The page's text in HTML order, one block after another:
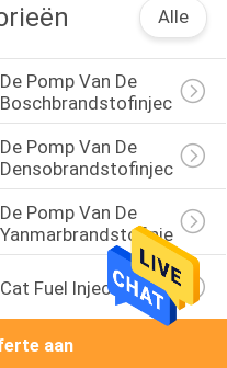
Alle
De Pomp Van De
Boschbrandstofinjector
De Pomp Van De
Densobrandstofinjectie
De Pomp Van De
Yanmarbrandstofinjectie
Cat Fuel Injector
aan